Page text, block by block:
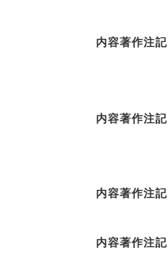
内容著作注記
内容著作注記
内容著作注記
内容著作注記